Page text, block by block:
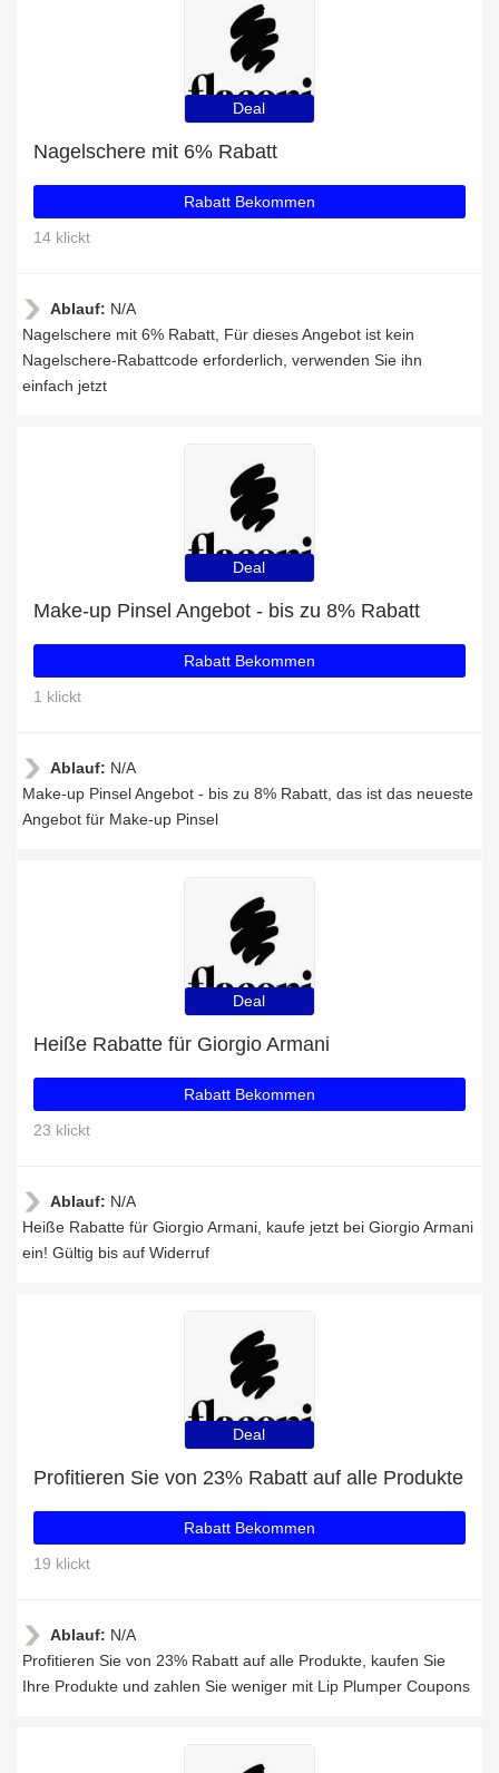
Deal
Nagelschere mit 6% Rabatt
Rabatt Bekommen
14 klickt
Ablauf: N/A
Nagelschere mit 6% Rabatt, Für dieses Angebot ist kein
Nagelschere-Rabattcode erforderlich, verwenden Sie ihn
einfach jetzt
Deal
Make-up Pinsel Angebot - bis zu 8% Rabatt
Rabatt Bekommen
1 klickt
Ablauf: N/A
Make-up Pinsel Angebot - bis zu 8% Rabatt, das ist das neueste
Angebot für Make-up Pinsel
Deal
Heiße Rabatte für Giorgio Armani
Rabatt Bekommen
23 klickt
Ablauf: N/A
Heiße Rabatte für Giorgio Armani, kaufe jetzt bei Giorgio Armani
ein! Gültig bis auf Widerruf
Deal
Profitieren Sie von 23% Rabatt auf alle Produkte
Rabatt Bekommen
19 klickt
Ablauf: N/A
Profitieren Sie von 23% Rabatt auf alle Produkte, kaufen Sie
Ihre Produkte und zahlen Sie weniger mit Lip Plumper Coupons